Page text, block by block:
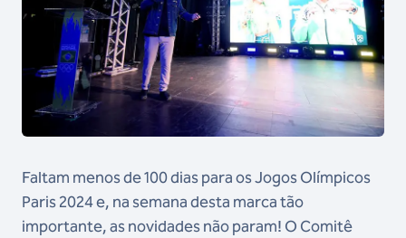
Faltam menos de 100 dias para os Jogos Olímpicos
Paris 2024 e, na semana desta marca tão
importante, as novidades não param! O Comitê